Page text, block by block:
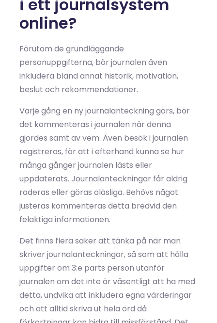
i ett journalsystem
online?
Förutom de grundläggande
personuppgifterna, bör journalen även
inkludera bland annat historik, motivation,
beslut och rekommendationer.
Varje gång en ny journalanteckning görs, bör
det kommenteras i journalen när denna
gjordes samt av vem. Även besök i journalen
registreras, för att i efterhand kunna se hur
många gånger journalen lästs eller
uppdaterats. Journalanteckningar får aldrig
raderas eller göras oläsliga. Behövs något
justeras kommenteras detta bredvid den
felaktiga informationen.
Det finns flera saker att tänka på när man
skriver journalanteckningar, så som att hålla
uppgifter om 3:e parts person utanför
journalen om det inte är väsentligt att ha med
detta, undvika att inkludera egna värderingar
och att alltid skriva ut hela ord då